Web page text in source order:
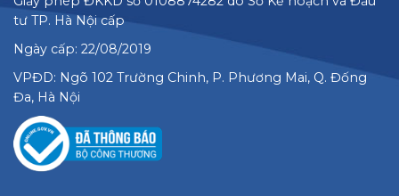
tư TP. Hà Nội cấp
Ngày cấp: 22/08/2019
VPĐD: Ngõ 102 Trường Chinh, P. Phương Mai, Q. Đống
Đa, Hà Nội